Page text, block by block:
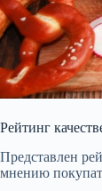
Рейтинг
Представлен
мнению